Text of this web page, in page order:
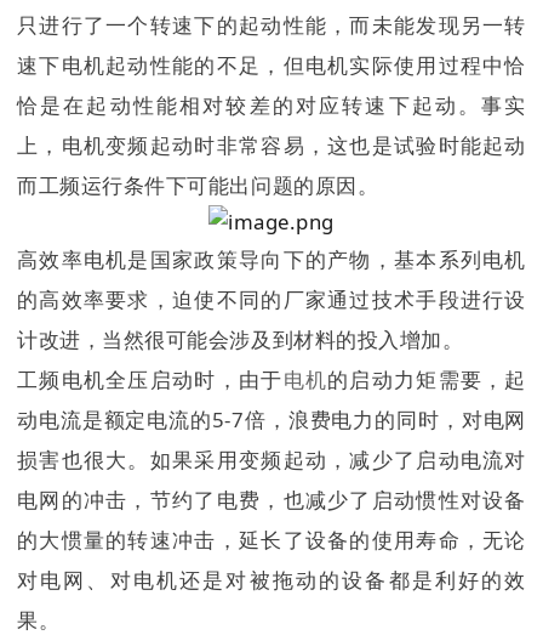
只进行了一个转速下的起动性能，而未能发现另一转
速下电机起动性能的不足，但电机实际使用过程中恰
恰是在起动性能相对较差的对应转速下起动。事实
上，电机变频起动时非常容易，这也是试验时能起动
而工频运行条件下可能出问题的原因。
高效率电机是国家政策导向下的产物，基本系列电机
的高效率要求，迫使不同的厂家通过技术手段进行设
计改进，当然很可能会涉及到材料的投入增加。
工频电机全压启动时，由于电机的启动力矩需要，起
动电流是额定电流的5-7倍，浪费电力的同时，对电网
损害也很大。如果采用变频起动，减少了启动电流对
电网的冲击，节约了电费，也减少了启动惯性对设备
的大惯量的转速冲击，延长了设备的使用寿命，无论
对电网、对电机还是对被拖动的设备都是利好的效
果。